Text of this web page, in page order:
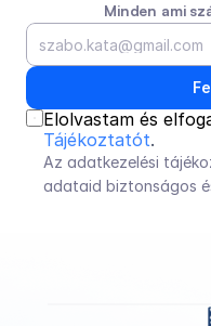
Minden ami
Elolvastam és
Tájékoztatót.
Az adatkezelési
adataid biztonságos